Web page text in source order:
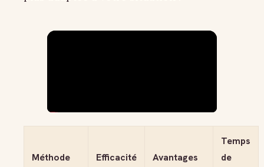
Méthode Efficacité Avantages
Temps
de